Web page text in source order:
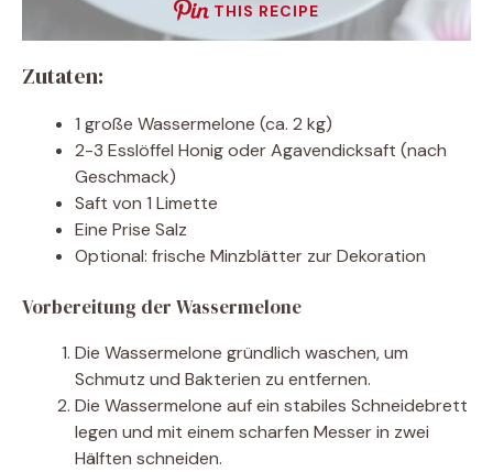
THIS RECIPE
Zutaten:
1 große Wassermelone (ca. 2 kg)
2-3 Esslöffel Honig oder Agavendicksaft (nach
Geschmack)
Saft von 1 Limette
Eine Prise Salz
Optional: frische Minzblätter zur Dekoration
Vorbereitung der Wassermelone
Die Wassermelone gründlich waschen, um
Schmutz und Bakterien zu entfernen.
Die Wassermelone auf ein stabiles Schneidebrett
legen und mit einem scharfen Messer in zwei
Hälften schneiden.